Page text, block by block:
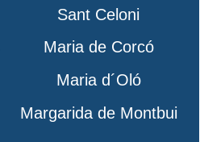
Sant Celoni
Maria de Corcó
Maria d´Oló
Margarida de Montbui